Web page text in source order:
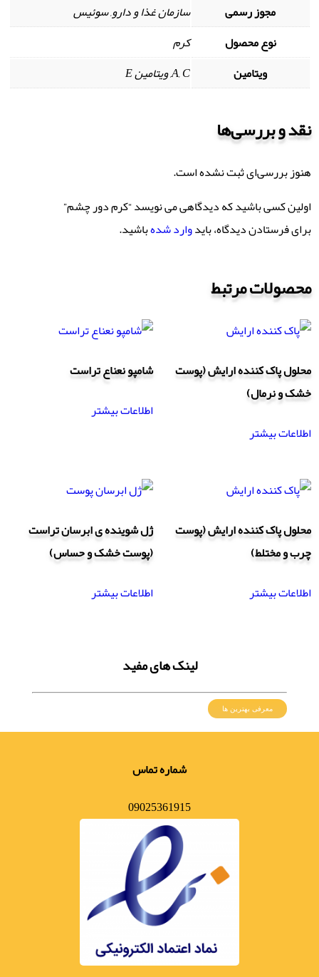
مجوز رسمی
سازمان غذا و دارو, سوئیس
نوع محصول
کرم
ویتامین
A, C, ویتامین E
نقد و بررسی‌ها
هنوز بررسی‌ای ثبت نشده است.
اولین کسی باشید که دیدگاهی می نویسد “کرم دور چشم”
برای فرستادن دیدگاه، بایدوارد شدهباشید.
محصولات مرتبط
محلول پاک کننده ارایش (پوست
خشک و نرمال)
اطلاعات بیشتر
شامپو نعناع تراست
اطلاعات بیشتر
محلول پاک کننده ارایش (پوست
چرب و مختلط)
اطلاعات بیشتر
ژل شوینده ی ابرسان تراست
(پوست خشک و حساس)
اطلاعات بیشتر
لینک های مفید
معرفی بهترین ها
شماره تماس
09025361915